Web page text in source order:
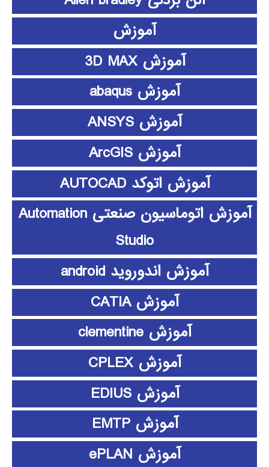
آموزش
آموزش 3D MAX
آموزش abaqus
آموزش ANSYS
آموزش ArcGIS
آموزش اتوکد AUTOCAD
آموزش اتوماسیون صنعتی Automation
Studio
آموزش اندوروید android
آموزش CATIA
آموزش clementine
آموزش CPLEX
آموزش EDIUS
آموزش EMTP
آموزش ePLAN